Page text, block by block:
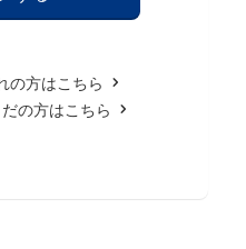
の方はこちら
の方はこちら